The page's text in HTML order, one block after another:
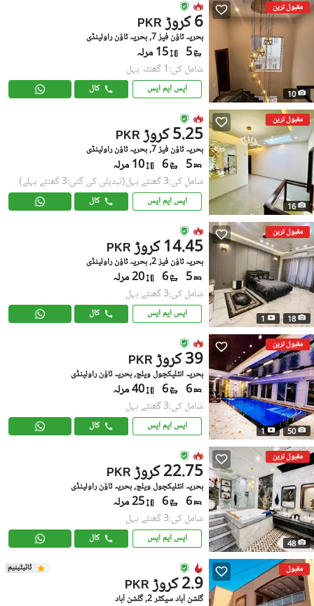
مقبول ترین
10
PKR 6 کروڑ
بحریہ ٹاؤن فیز 7, بحریہ ٹاؤن راولپنڈی
5 15 مرلہ
شامل کی:1 گھنٹہ پہل
ایس ایم ایس کال
مقبول ترین
16
PKR 5.25 کروڑ
بحریہ ٹاؤن فیز 7, بحریہ ٹاؤن راولپنڈی
5
6 10 مرلہ
شامل کی:3 گھنٹے پہل (تبدیلی کی گئی:3 گھنٹے پہلے)
ایس ایم ایس کال
مقبول ترین
18
1
PKR 14.45 کروڑ
بحریہ ٹاؤن فیز 2, بحریہ ٹاؤن راولپنڈی
5
6 20 مرلہ
شامل کی:3 گھنٹے پہل
ایس ایم ایس کال
مقبول ترین
50
1
PKR 39 کروڑ
بحریہ انٹلیکچول ویلج, بحریہ ٹاؤن راولپنڈی
6
6 40 مرلہ
شامل کی:3 گھنٹے پہل
ایس ایم ایس کال
مقبول ترین
48
PKR 22.75 کروڑ
بحریہ انٹلیکچول ویلج, بحریہ ٹاؤن راولپنڈی
6
6 25 مرلہ
شامل کی:3 گھنٹے پہل
ایس ایم ایس کال
مقبول ٹائیٹینیم
PKR 2.9 کروڑ
گلشن آباد سیکٹر 2, گلشن آباد